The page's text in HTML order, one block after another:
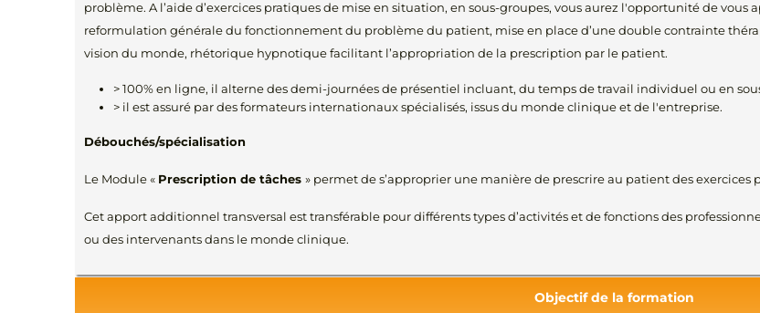
problème. A l’aide d’exercices pratiques de mise en situation, en sous-groupes, vous aurez l'opportunité de
reformulation générale du fonctionnement du problème du patient, mise en place d’une double contrainte
vision du monde, rhétorique hypnotique facilitant l’appropriation de la prescription par le patient.
> 100% en ligne, il alterne des demi-journées de présentiel incluant, du temps de travail individuel ou en
> il est assuré par des formateurs internationaux spécialisés, issus du monde clinique et de l'entreprise.
Débouchés/spécialisation
Le Module « Prescription de tâches » permet de s’approprier une manière de prescrire au patient des exercices
Cet apport additionnel transversal est transférable pour différents types d’activités et de fonctions des
ou des intervenants dans le monde clinique.
Objectif de la formation